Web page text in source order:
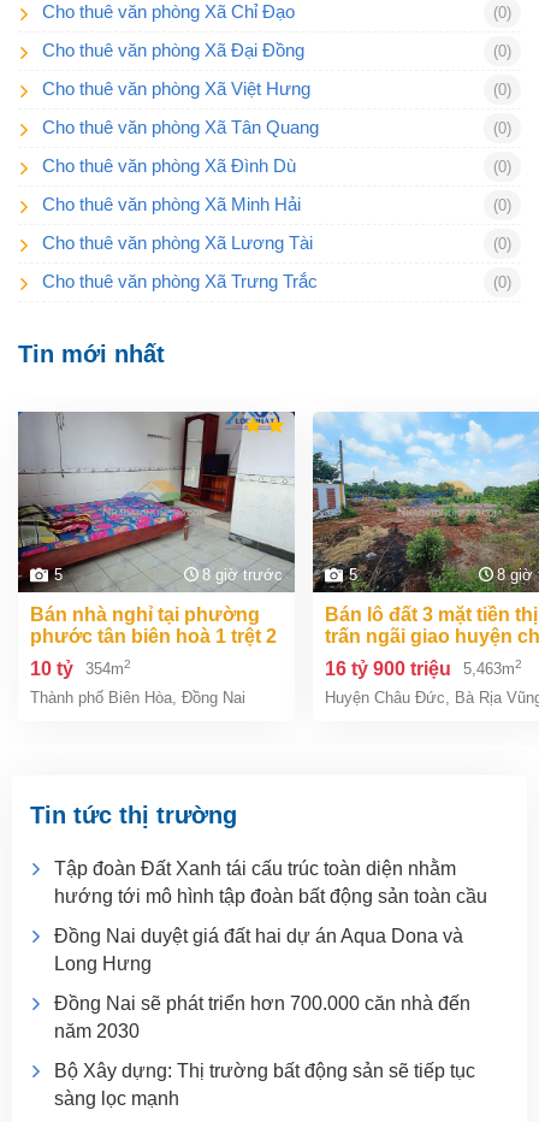
Cho thuê văn phòng Xã Chỉ Đạo (0)
Cho thuê văn phòng Xã Đại Đồng (0)
Cho thuê văn phòng Xã Việt Hưng (0)
Cho thuê văn phòng Xã Tân Quang (0)
Cho thuê văn phòng Xã Đình Dù (0)
Cho thuê văn phòng Xã Minh Hải (0)
Cho thuê văn phòng Xã Lương Tài (0)
Cho thuê văn phòng Xã Trưng Trắc (0)
Tin mới nhất
5 8 giờ trước
bán nhà nghỉ tại phường
phước tân biên hoà 1 trệt 2
lầu 354m2 giá chỉ 10 tỷ
10 tỷ 354m2
Thành phố Biên Hòa, Đồng Nai
5 8 giờ
bán lô đất 3 mặt tiền thị
trấn ngãi giao huyện
đức bà rịa vũng tàu giá
tỷ 9
16 tỷ 900 triệu 5,463m2
Huyện Châu Đức, Bà Rịa
Tin tức thị trường
Tập đoàn Đất Xanh tái cấu trúc toàn diện nhằm
hướng tới mô hình tập đoàn bất động sản toàn cầu
Đồng Nai duyệt giá đất hai dự án Aqua Dona và
Long Hưng
Đồng Nai sẽ phát triển hơn 700.000 căn nhà đến
năm 2030
Bộ Xây dựng: Thị trường bất động sản sẽ tiếp tục
sàng lọc mạnh